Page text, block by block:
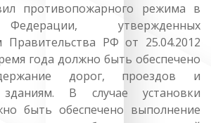
противопожарного режима в
утвержденных
Правительства РФ от 25.04.2012
года должно быть обеспечено
дорог, проездов и
В случае установки
быть обеспечено выполнение